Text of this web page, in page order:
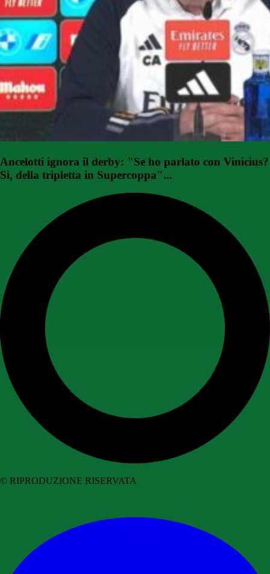
Ancelotti ignora il derby: "Se ho parlato con Vinicius?
Sì, della tripletta in Supercoppa"...
© RIPRODUZIONE RISERVATA